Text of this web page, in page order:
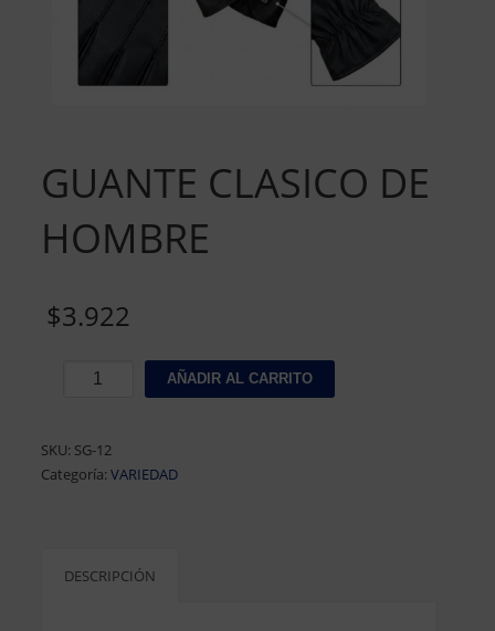
GUANTE CLASICO DE
HOMBRE
$3.922
GUANTE
HOMBRE
cantidad
AÑADIR AL CARRITO
SKU: SG-12
Categoría: VARIEDAD
DESCRIPCIÓN